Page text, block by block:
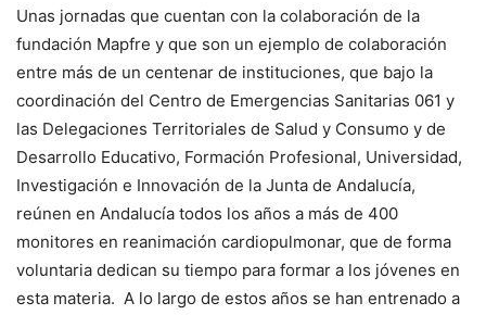
Unas jornadas que cuentan con la colaboración de la
fundación Mapfre y que son un ejemplo de colaboración
entre más de un centenar de instituciones, que bajo la
coordinación del Centro de Emergencias Sanitarias 061 y
las Delegaciones Territoriales de Salud y Consumo y de
Desarrollo Educativo, Formación Profesional, Universidad,
Investigación e Innovación de la Junta de Andalucía,
reúnen en Andalucía todos los años a más de 400
monitores en reanimación cardiopulmonar, que de forma
voluntaria dedican su tiempo para formar a los jóvenes en
esta materia. A lo largo de estos años se han entrenado a